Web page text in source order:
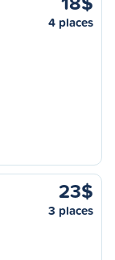
4 places
23$
3 places